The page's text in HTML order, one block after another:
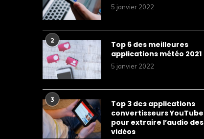
5 janvier 2022
2
Top 6 des meilleures
applications météo 2021
5 janvier 2022
3
Top 3 des applications
convertisseurs YouTube
pour extraire l’audio des
vidéos